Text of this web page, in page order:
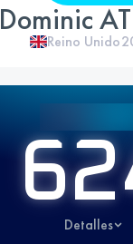
Dominic
Reino Unido
Detalles